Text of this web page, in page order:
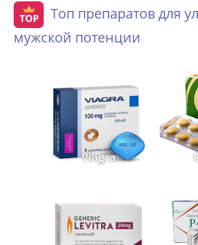
Топ препаратов для
мужской потенции
Viagra